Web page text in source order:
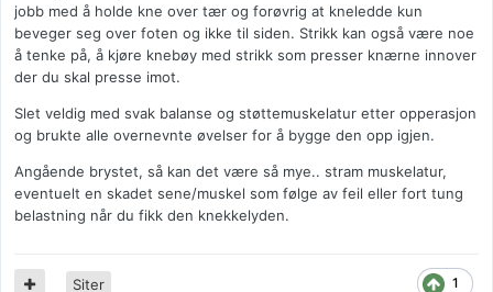
jobb med å holde kne over tær og forøvrig at kneledde kun
beveger seg over foten og ikke til siden. Strikk kan også være noe
å tenke på, å kjøre knebøy med strikk som presser knærne innover
der du skal presse imot.
Slet veldig med svak balanse og støttemuskelatur etter opperasjon
og brukte alle overnevnte øvelser for å bygge den opp igjen.
Angående brystet, så kan det være så mye.. stram muskelatur,
eventuelt en skadet sene/muskel som følge av feil eller fort tung
belastning når du fikk den knekkelyden.
1
Siter